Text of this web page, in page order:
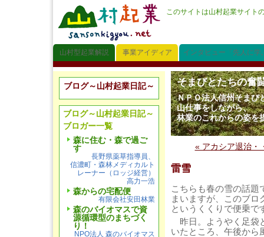
このサイトは山村起業サイト
山村型起業解説 事業アイディア インタビュー「先人に学
そまびとたちの奮
ＮＰＯ法人信州そまび
山仕事をしながら、
林業のこれからの姿を
« アカシア退治・
雷雪
こちらも春の雪の話題
まいますが、このブ
というくくりで便乗で
昨日。ようやく足袋
いたところ、午後から
ブログ～山村起業日記～
ブログ～山村起業日記～
ブロガー一覧
森に住む・森で過ご
す
長野県薬草指導員、
信濃町・森林メディカルト
レーナー（ロッジ経営）
高力一浩
森からの宅配便
有限会社安田林業
森のバイオマスで資
源循環型のまちづく
り！
NPO法人 森のバイオマス